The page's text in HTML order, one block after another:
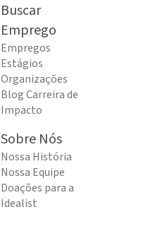
Buscar
Emprego
Empregos
Estágios
Organizações
Blog Carreira de
Impacto
Sobre Nós
Nossa História
Nossa Equipe
Doações para a
Idealist